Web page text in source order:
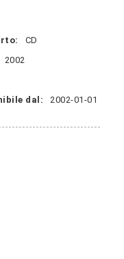
CD
2002
dal: 2002-01-01